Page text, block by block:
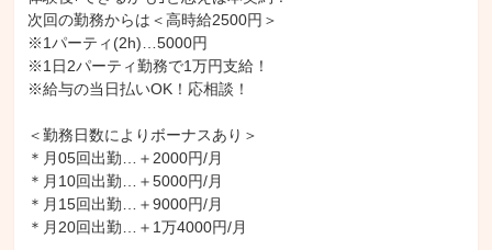
次回の勤務からは＜高時給2500円＞
※1パーティ(2h)…5000円
※1日2パーティ勤務で1万円支給！
※給与の当日払いOK！応相談！
＜勤務日数によりボーナスあり＞
＊月05回出勤…＋2000円/月
＊月10回出勤…＋5000円/月
＊月15回出勤…＋9000円/月
＊月20回出勤…＋1万4000円/月